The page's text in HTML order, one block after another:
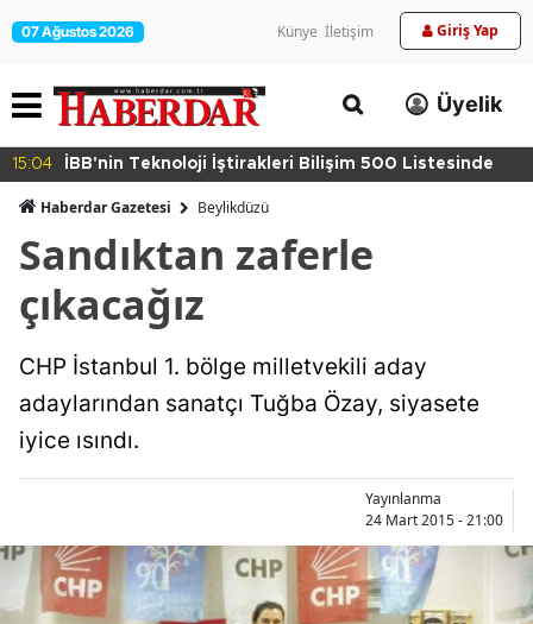
07 Ağustos 2026 Künye İletişim Giriş Yap
Üyelik
15:04 İBB'nin Teknoloji İştirakleri Bilişim 500 Listesinde
Haberdar Gazetesi Beylikdüzü
Sandıktan zaferle
çıkacağız
CHP İstanbul 1. bölge milletvekili aday
adaylarından sanatçı Tuğba Özay, siyasete
iyice ısındı.
Yayınlanma
24 Mart 2015 - 21:00